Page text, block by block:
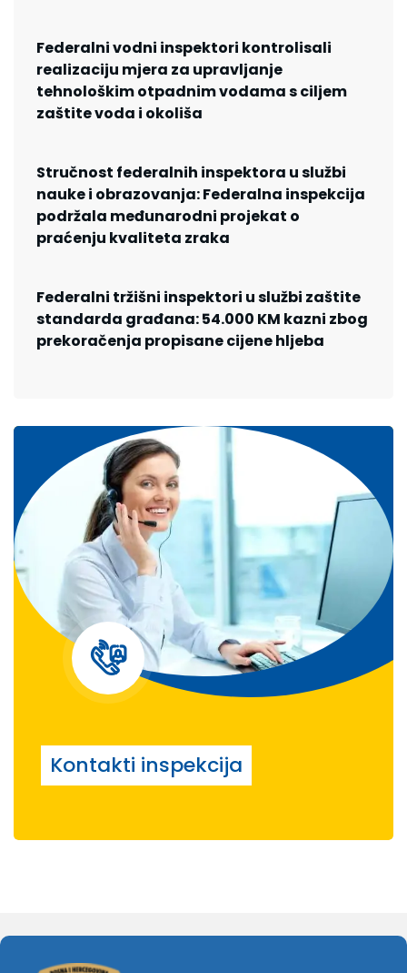
Federalni vodni inspektori kontrolisali
realizaciju mjera za upravljanje
tehnološkim otpadnim vodama s ciljem
zaštite voda i okoliša
Stručnost federalnih inspektora u službi
nauke i obrazovanja: Federalna inspekcija
podržala međunarodni projekat o
praćenju kvaliteta zraka
Federalni tržišni inspektori u službi zaštite
standarda građana: 54.000 KM kazni zbog
prekoračenja propisane cijene hljeba
Kontakti inspekcija